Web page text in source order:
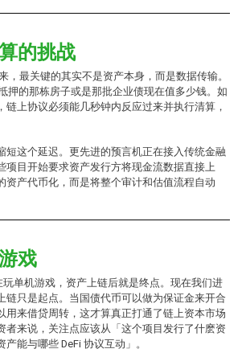
的挑战
，最关键的其实不是资产本身，而是数据传输。
押的那栋房子或是那批企业债现在值多少钱。如
链上协议必须能几秒钟内反应过来并执行清算，
短这个延迟。更先进的预言机正在接入传统金融
项目开始要求资产发行方将现金流数据直接上
资产代币化，而是将整个审计和估值流程自动
戏
单机游戏，资产上链后就是终点。现在我们进
链只是起点。当国债代币可以做为保证金来开合
用来借贷周转，这才算真正打通了链上资本市场
者来说，关注点应该从「这个项目发行了什麽资
能与哪些 DeFi 协议互动」。